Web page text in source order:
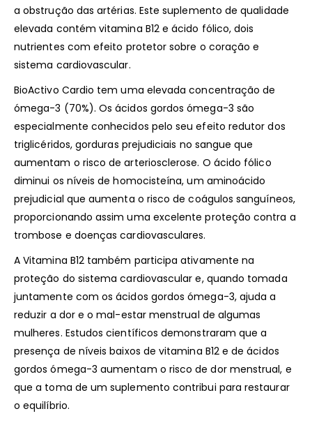
a obstrução das artérias. Este suplemento de qualidade
elevada contém vitamina B12 e ácido fólico, dois
nutrientes com efeito protetor sobre o coração e
sistema cardiovascular.
BioActivo Cardio tem uma elevada concentração de
ómega-3 (70%). Os ácidos gordos ómega-3 são
especialmente conhecidos pelo seu efeito redutor dos
triglicéridos, gorduras prejudiciais no sangue que
aumentam o risco de arteriosclerose. O ácido fólico
diminui os níveis de homocisteína, um aminoácido
prejudicial que aumenta o risco de coágulos sanguíneos,
proporcionando assim uma excelente proteção contra a
trombose e doenças cardiovasculares.
A Vitamina B12 também participa ativamente na
proteção do sistema cardiovascular e, quando tomada
juntamente com os ácidos gordos ómega-3, ajuda a
reduzir a dor e o mal-estar menstrual de algumas
mulheres. Estudos científicos demonstraram que a
presença de níveis baixos de vitamina B12 e de ácidos
gordos ómega-3 aumentam o risco de dor menstrual, e
que a toma de um suplemento contribui para restaurar
o equilíbrio.